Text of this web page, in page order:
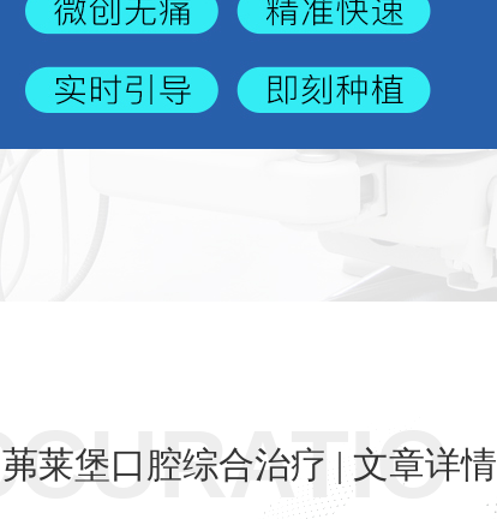
茀莱堡口腔综合治疗 | 文章详情